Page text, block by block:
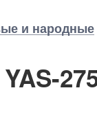
и народные